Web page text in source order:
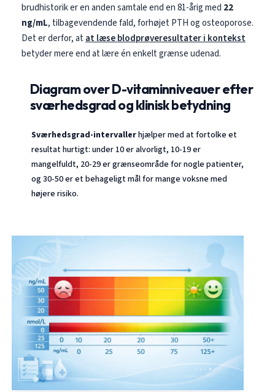
brudhistorik er en anden samtale end en 81-årig med 22
ng/mL, tilbagevendende fald, forhøjet PTH og osteoporose.
Det er derfor, at at læse blodprøveresultater i kontekst
betyder mere end at lære én enkelt grænse udenad.
Diagram over D-vitaminniveauer efter
sværhedsgrad og klinisk betydning
Sværhedsgrad-intervallerhjælper med at fortolke et
resultat hurtigt: under 10 er alvorligt, 10-19 er
mangelfuldt, 20-29 er grænseområde for nogle patienter,
og 30-50 er et behageligt mål for mange voksne med
højere risiko.